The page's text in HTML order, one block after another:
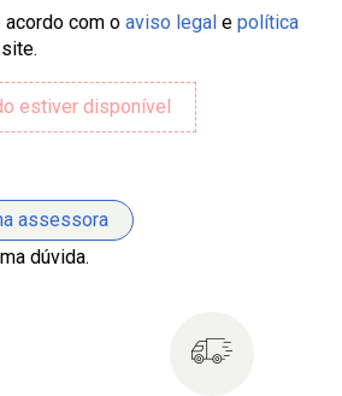
acordo com oaviso legal epolítica
assessora
dúvida.